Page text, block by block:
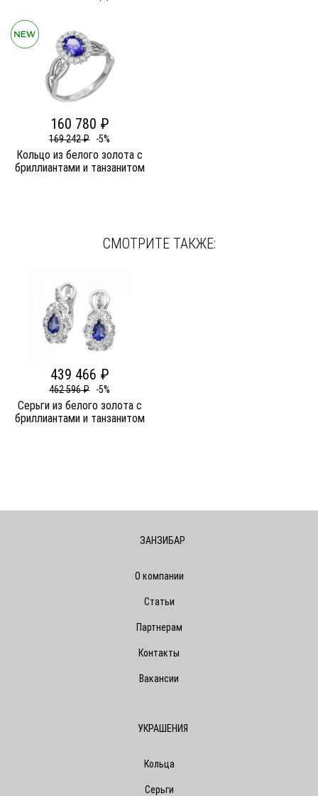
160 780 ₽
169 242 ₽ -5%
Кольцо из белого золота c
бриллиантами и танзанитом
СМОТРИТЕ ТАКЖЕ:
439 466 ₽
462 596 ₽ -5%
Серьги из белого золота c
бриллиантами и танзанитом
ЗАНЗИБАР
О компании
Статьи
Партнерам
Контакты
Вакансии
УКРАШЕНИЯ
Кольца
Серьги